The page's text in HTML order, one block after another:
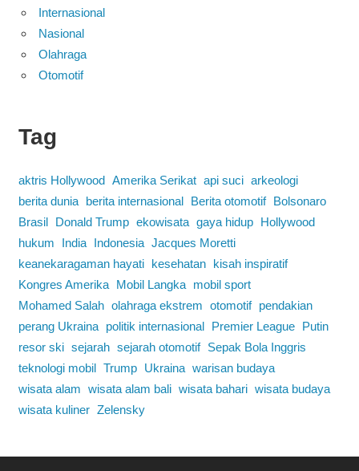
Internasional
Nasional
Olahraga
Otomotif
Tag
aktris Hollywood Amerika Serikat api suci arkeologi
berita dunia
berita internasional Berita otomotif
Bolsonaro
Brasil
Donald Trump ekowisata gaya hidup
Hollywood
hukum
India Indonesia Jacques Moretti
keanekaragaman hayati
kesehatan
kisah inspiratif
Kongres Amerika
Mobil Langka
mobil sport
Mohamed Salah olahraga ekstrem otomotif
pendakian
perang Ukraina
politik internasional Premier League
Putin
resor ski sejarah sejarah otomotif
Sepak Bola Inggris
teknologi mobil Trump Ukraina warisan budaya
wisata alam wisata alam bali wisata bahari wisata budaya
wisata kuliner Zelensky